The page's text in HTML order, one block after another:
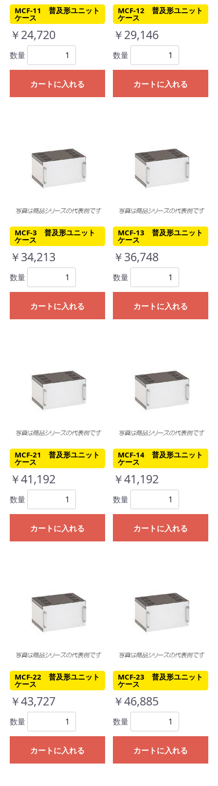
MCF-11 普及形ユニット
ケース
￥24,720
数量
カートに入れる
MCF-12 普及形ユニット
ケース
￥29,146
数量
カートに入れる
MCF-3 普及形ユニット
ケース
￥34,213
数量
カートに入れる
MCF-13 普及形ユニット
ケース
￥36,748
数量
カートに入れる
MCF-21 普及形ユニット
ケース
￥41,192
数量
カートに入れる
MCF-14 普及形ユニット
ケース
￥41,192
数量
カートに入れる
MCF-22 普及形ユニット
ケース
￥43,727
数量
カートに入れる
MCF-23 普及形ユニット
ケース
￥46,885
数量
カートに入れる